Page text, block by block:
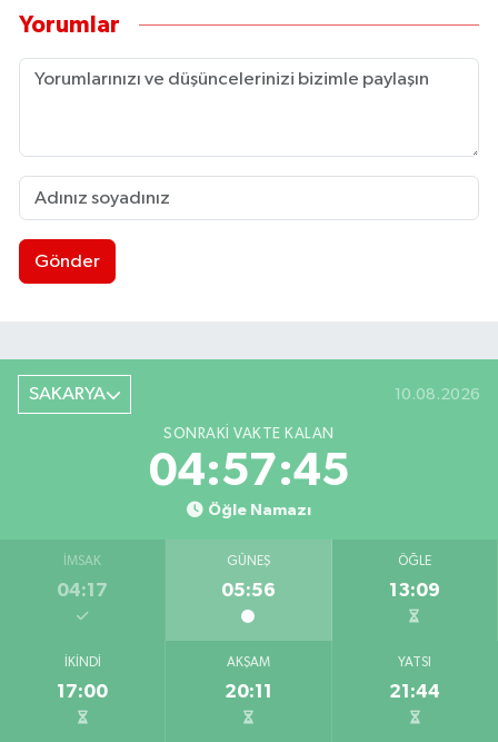
Yorumlar
Gönder
SAKARYA 10.08.2026
SONRAKI VAKTE KALAN
04:57:44
Öğle Namazı
İMSAK
04:17
GÜNEŞ
05:56
ÖĞLE
13:09
İKINDI
17:00
AKŞAM
20:11
YATSI
21:44